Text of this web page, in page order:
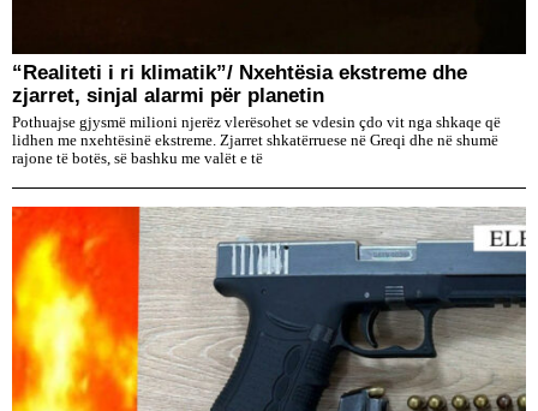
“Realiteti i ri klimatik”/ Nxehtësia ekstreme dhe
zjarret, sinjal alarmi për planetin
Pothuajse gjysmë milioni njerëz vlerësohet se vdesin çdo vit nga shkaqe që
lidhen me nxehtësinë ekstreme. Zjarret shkatërruese në Greqi dhe në shumë
rajone të botës, së bashku me valët e të